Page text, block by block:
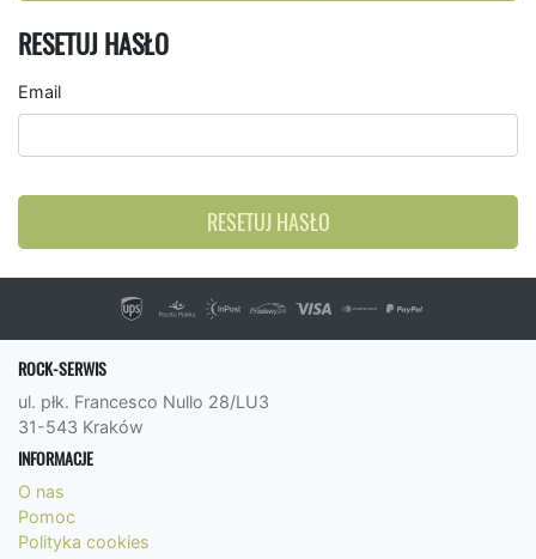
RESETUJ HASŁO
Email
RESETUJ HASŁO
ROCK-SERWIS
ul. płk. Francesco Nullo 28/LU3
31-543 Kraków
INFORMACJE
O nas
Pomoc
Polityka cookies